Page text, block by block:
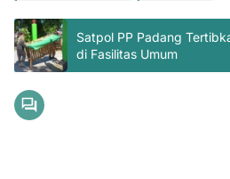
Satpol PP Padang
di Fasilitas Umum